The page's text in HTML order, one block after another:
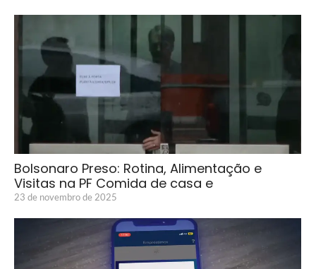
Bolsonaro Preso: Rotina, Alimentação e
Visitas na PF Comida de casa e
23 de novembro de 2025